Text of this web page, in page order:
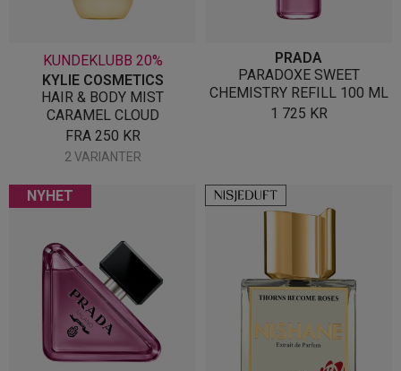
KUNDEKLUBB 20%
KYLIE COSMETICS
HAIR & BODY MIST
CARAMEL CLOUD
FRA 250 KR
2 VARIANTER
PRADA
PARADOXE SWEET
CHEMISTRY REFILL 100 ML
1 725 KR
NYHET